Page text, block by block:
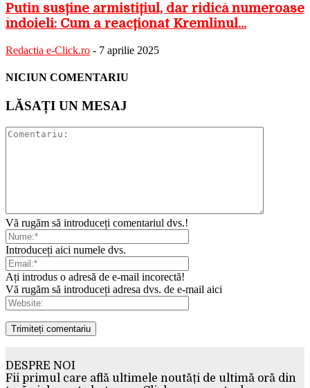
Putin susține armistițiul, dar ridică numeroase
îndoieli: Cum a reacționat Kremlinul...
Redactia e-Click.ro - 7 aprilie 2025
NICIUN COMENTARIU
LĂSAȚI UN MESAJ
Vă rugăm să introduceți comentariul dvs.!
Introduceți aici numele dvs.
Ați introdus o adresă de e-mail incorectă!
Vă rugăm să introduceți adresa dvs. de e-mail aici
DESPRE NOI
Fii primul care află ultimele noutăți de ultimă oră din